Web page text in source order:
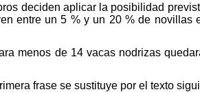
deciden aplicar la posibilidad
entre un 5 % y un 20 % de
menos de 14 vacas nodrizas
frase se sustituye por el texto